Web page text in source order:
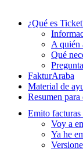
¿Qué es
A quién
Qué
FakturAraba
Material de
Resumen para
Emito facturas
Voy a
Ya he